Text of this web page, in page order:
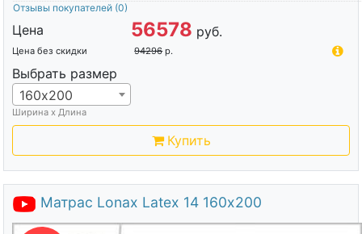
Отзывы покупателей (0)
Цена 56578 руб.
Цена без скидки 94296 р.
Выбрать размер
160х200
Ширина х Длина
Купить
Матрас Lonax Latex 14 160х200